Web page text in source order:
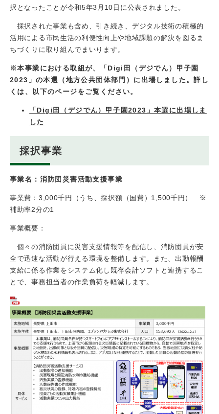
択となったことが令和5年3月10日に公表されました。
採択された事業も含め、引き続き、デジタル技術の積極的
活用による市民生活の利便性向上や地域課題の解決を図るま
ちづくりに取り組んでまいります。
※本事業における取組が、「Digi田（デジでん）甲子園
2023」の本選（地方公共団体部門）に出場しました。詳し
くは、以下のページをご覧ください。
「Digi田（デジでん）甲子園2023」本選に出場しま
した​
採択事業
事業名：消防団災害活動支援事業
事業費：3,000千円（うち、採択額（国費）1,500千円） ※
補助率2分の1
事業概要：
個々の消防団員に災害支援情報等を配信し、消防団員が安
全で迅速な活動が行える環境を整備します。また、出動報酬
支給に係る作業をシステム化し既存会計ソフトと連携するこ
とで、事務担当者の作業負荷を軽減します。